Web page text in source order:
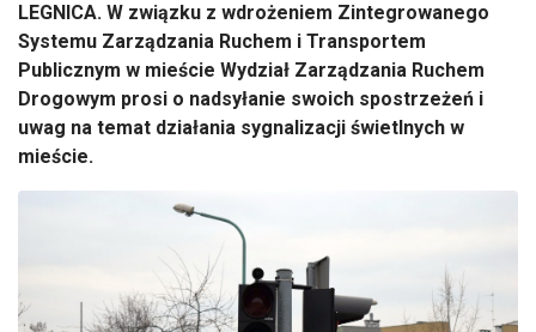
LEGNICA. W związku z wdrożeniem Zintegrowanego
Systemu Zarządzania Ruchem i Transportem
Publicznym w mieście Wydział Zarządzania Ruchem
Drogowym prosi o nadsyłanie swoich spostrzeżeń i
uwag na temat działania sygnalizacji świetlnych w
mieście.